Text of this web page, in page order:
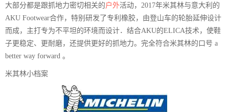
大部分都是跟抓地力密切相关的户外活动，2017年米其林与意大利的
AKU Footwear合作，特别研发了专利橡胶，由登山车的轮胎延伸设计
而成，主打专为不平坦的环境而设计．结合AKU的ELICA技术，使鞋
子更稳定、更耐磨，还提供更好的抓地力。完全符合米其林的口号 a
better way forward 。
米其林小档案